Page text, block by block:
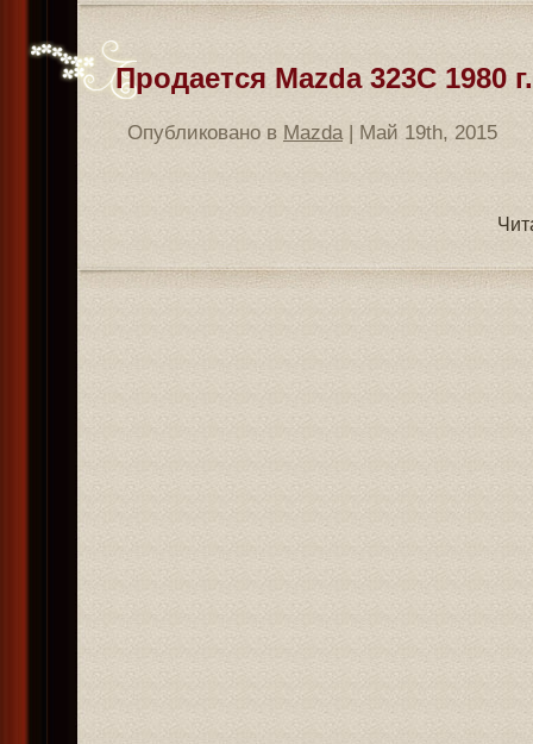
Продается Mazda 323C 1980 г.
Опубликовано в Mazda| Май 19th, 2015